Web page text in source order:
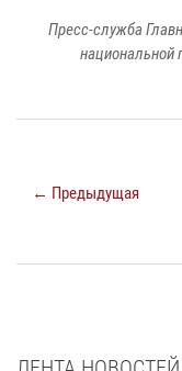
Пресс-служба
национальной
← Предыдущая